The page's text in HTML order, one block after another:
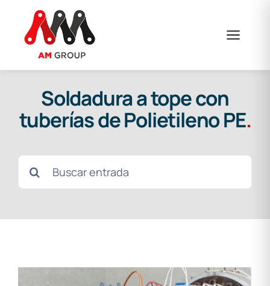
contenido
Soldadura a tope con
tuberías de Polietileno PE.
Buscar: